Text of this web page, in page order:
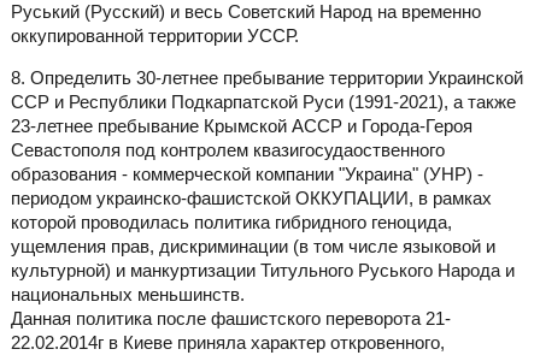
Руський (Русский) и весь Советский Народ на временно
оккупированной территории УССР.
8. Определить 30-летнее пребывание территории Украинской
ССР и Республики Подкарпатской Руси (1991-2021), а также
23-летнее пребывание Крымской АССР и Города-Героя
Севастополя под контролем квазигосудаоственного
образования - коммерческой компании "Украина" (УНР) -
периодом украинско-фашистской ОККУПАЦИИ, в рамках
которой проводилась политика гибридного геноцида,
ущемления прав, дискриминации (в том числе языковой и
культурной) и манкуртизации Титульного Руського Народа и
национальных меньшинств.
Данная политика после фашистского переворота 21-
22.02.2014г в Киеве приняла характер откровенного,